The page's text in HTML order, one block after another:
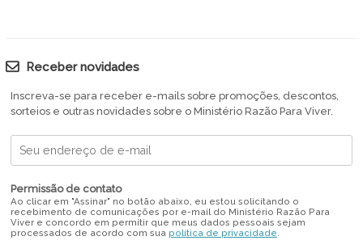
Receber novidades
Inscreva-se para receber e-mails sobre promoções, descontos,
sorteios e outras novidades sobre o Ministério Razão Para Viver.
Permissão de contato
Ao clicar em "Assinar" no botão abaixo, eu estou solicitando o
recebimento de comunicações por e-mail do Ministério Razão Para
Viver e concordo em permitir que meus dados pessoais sejam
processados de acordo com sua política de privacidade.